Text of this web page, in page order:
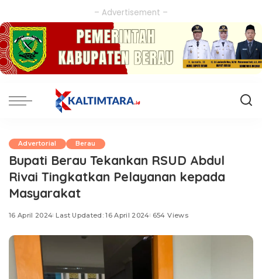
– Advertisement –
Advertorial Berau
Bupati Berau Tekankan RSUD Abdul
Rivai Tingkatkan Pelayanan kepada
Masyarakat
16 April 2024 Last Updated: 16 April 2024 654 Views